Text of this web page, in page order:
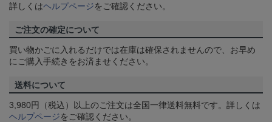
詳しくはヘルプページをご確認ください。
ご注文の確定について
買い物かごに入れるだけでは在庫は確保されませんので、お早め
にご購入手続きをお済ませください。
送料について
3,980円（税込）以上のご注文は全国一律送料無料です。詳しくは
ヘルプページをご確認ください。